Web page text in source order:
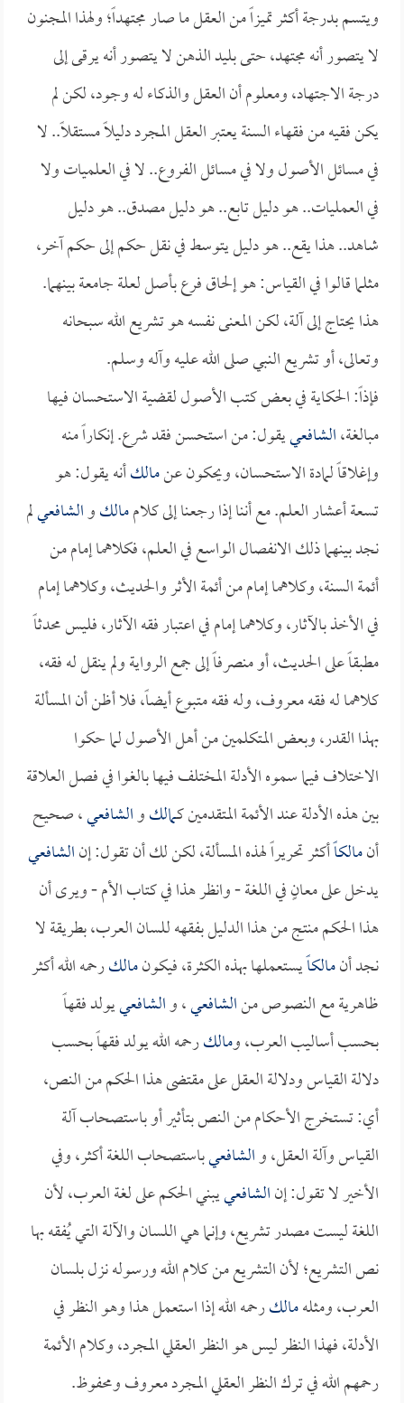
ويتسم بدرجة أكثر تميزاً من العقل ما صار مجتهداً؛ ولهذا المجنون
لا يتصور أنه مجتهد، حتى بليد الذهن لا يتصور أنه يرقى إلى
درجة الاجتهاد، ومعلوم أن العقل والذكاء له وجود، لكن لم
يكن فقيه من فقهاء السنة يعتبر العقل المجرد دليلاً مستقلاً.. لا
في مسائل الأصول ولا في مسائل الفروع.. لا في العلميات ولا
في العمليات.. هو دليل تابع.. هو دليل مصدق.. هو دليل
شاهد.. هذا يقع.. هو دليل يتوسط في نقل حكم إلى حكم آخر،
مثلما قالوا في القياس: هو إلحاق فرع بأصل لعلة جامعة بينهما.
هذا يحتاج إلى آلة، لكن المعنى نفسه هو تشريع الله سبحانه
وتعالى، أو تشريع النبي صلى الله عليه وآله وسلم.
فإذاً: الحكاية في بعض كتب الأصول لقضية الاستحسان فيها
مبالغة،الشافعييقول: من استحسن فقد شرع. إنكاراً منه
وإغلاقاً لمادة الاستحسان، ويحكون عنمالكأنه يقول: هو
تسعة أعشار العلم. مع أننا إذا رجعنا إلى كلاممالكوالشافعيلم
نجد بينهما ذلك الانفصال الواسع في العلم، فكلاهما إمام من
أئمة السنة، وكلاهما إمام من أئمة الأثر والحديث، وكلاهما إمام
في الأخذ بالآثار، وكلاهما إمام في اعتبار فقه الآثار، فليس محدثاً
مطبقاً على الحديث، أو منصرفاً إلى جمع الرواية ولم ينقل له فقه،
كلاهما له فقه معروف، وله فقه متبوع أيضاً، فلا أظن أن المسألة
بهذا القدر، وبعض المتكلمين من أهل الأصول لما حكوا
الاختلاف فيما سموه الأدلة المختلف فيها بالغوا في فصل العلاقة
بين هذه الأدلة عند الأئمة المتقدمين كـمالكوالشافعي، صحيح
أنمالكاًأكثر تحريراً لهذه المسألة، لكن لك أن تقول: إنالشافعي
يدخل على معانٍ في اللغة - وانظر هذا في كتاب الأم - ويرى أن
هذا الحكم منتج من هذا الدليل بفقهه للسان العرب، بطريقة لا
نجد أنمالكاًيستعملها بهذه الكثرة، فيكونمالكرحمه الله أكثر
ظاهرية مع النصوص منالشافعي، والشافعييولد فقهاً
بحسب أساليب العرب، ومالكرحمه الله يولد فقهاً بحسب
دلالة القياس ودلالة العقل على مقتضى هذا الحكم من النص،
أي: تستخرج الأحكام من النص بتأثير أو باستصحاب آلة
القياس وآلة العقل، والشافعيباستصحاب اللغة أكثر، وفي
الأخير لا تقول: إنالشافعييبني الحكم على لغة العرب، لأن
اللغة ليست مصدر تشريع، وإنما هي اللسان والآلة التي يُفقه بها
نص التشريع؛ لأن التشريع من كلام الله ورسوله نزل بلسان
العرب، ومثلهمالكرحمه الله إذا استعمل هذا وهو النظر في
الأدلة، فهذا النظر ليس هو النظر العقلي المجرد، وكلام الأئمة
رحمهم الله في ترك النظر العقلي المجرد معروف ومحفوظ.